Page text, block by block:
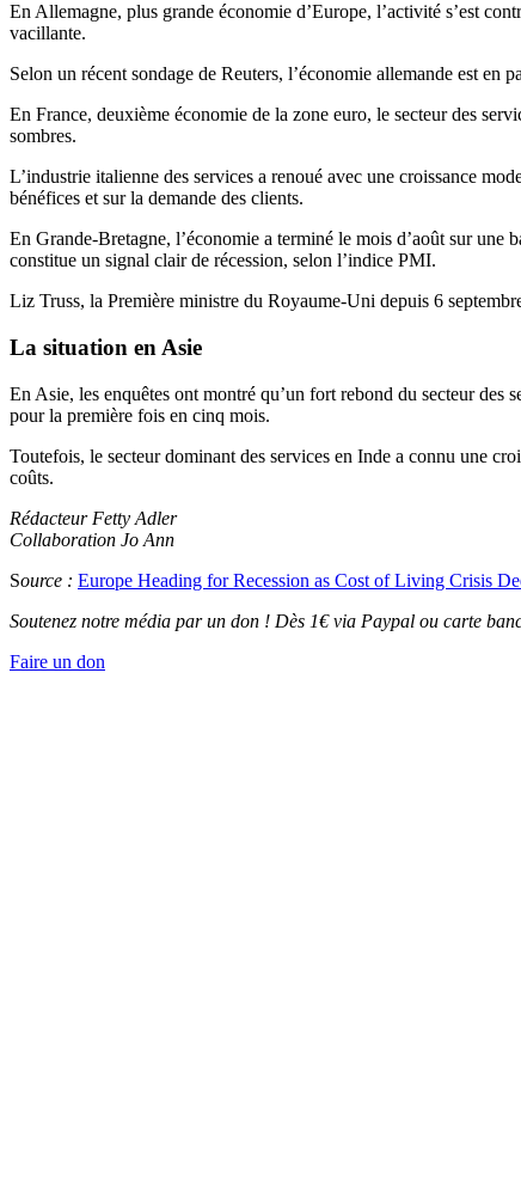
En Allemagne, plus grande économie d’Europe, l’activité s’est
vacillante.
Selon un récent sondage de Reuters, l’économie allemande est en
En France, deuxième économie de la zone euro, le secteur des
sombres.
L’industrie italienne des services a renoué avec une croissance
bénéfices et sur la demande des clients.
En Grande-Bretagne, l’économie a terminé le mois d’août sur une
constitue un signal clair de récession, selon l’indice PMI.
Liz Truss, la Première ministre du Royaume-Uni depuis 6
La situation en Asie
En Asie, les enquêtes ont montré qu’un fort rebond du secteur des
pour la première fois en cinq mois.
Toutefois, le secteur dominant des services en Inde a connu une
coûts.
Rédacteur Fetty Adler
Collaboration Jo Ann
Source : Europe Heading for Recession as Cost of Living Crisis
Soutenez notre média par un don ! Dès 1€ via Paypal ou carte
Faire un don